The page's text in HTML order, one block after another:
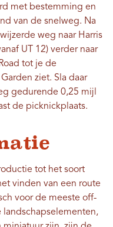
met bestemming en
van de snelweg. Na
weg naar Harris
UT 12) verder naar
tot je de
ziet. Sla daar
gedurende 0,25 mijl
de picknickplaats.
tot het soort
vinden van een route
voor de meeste off-